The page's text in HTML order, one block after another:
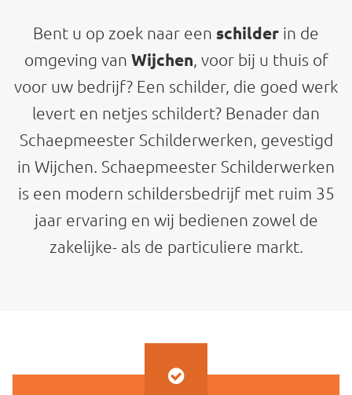
Bent u op zoek naar een schilder in de
omgeving van Wijchen , voor bij u thuis of
voor uw bedrijf? Een schilder, die goed werk
levert en netjes schildert? Benader dan
Schaepmeester Schilderwerken, gevestigd
in Wijchen. Schaepmeester Schilderwerken
is een modern schildersbedrijf met ruim 35
jaar ervaring en wij bedienen zowel de
zakelijke- als de particuliere markt.